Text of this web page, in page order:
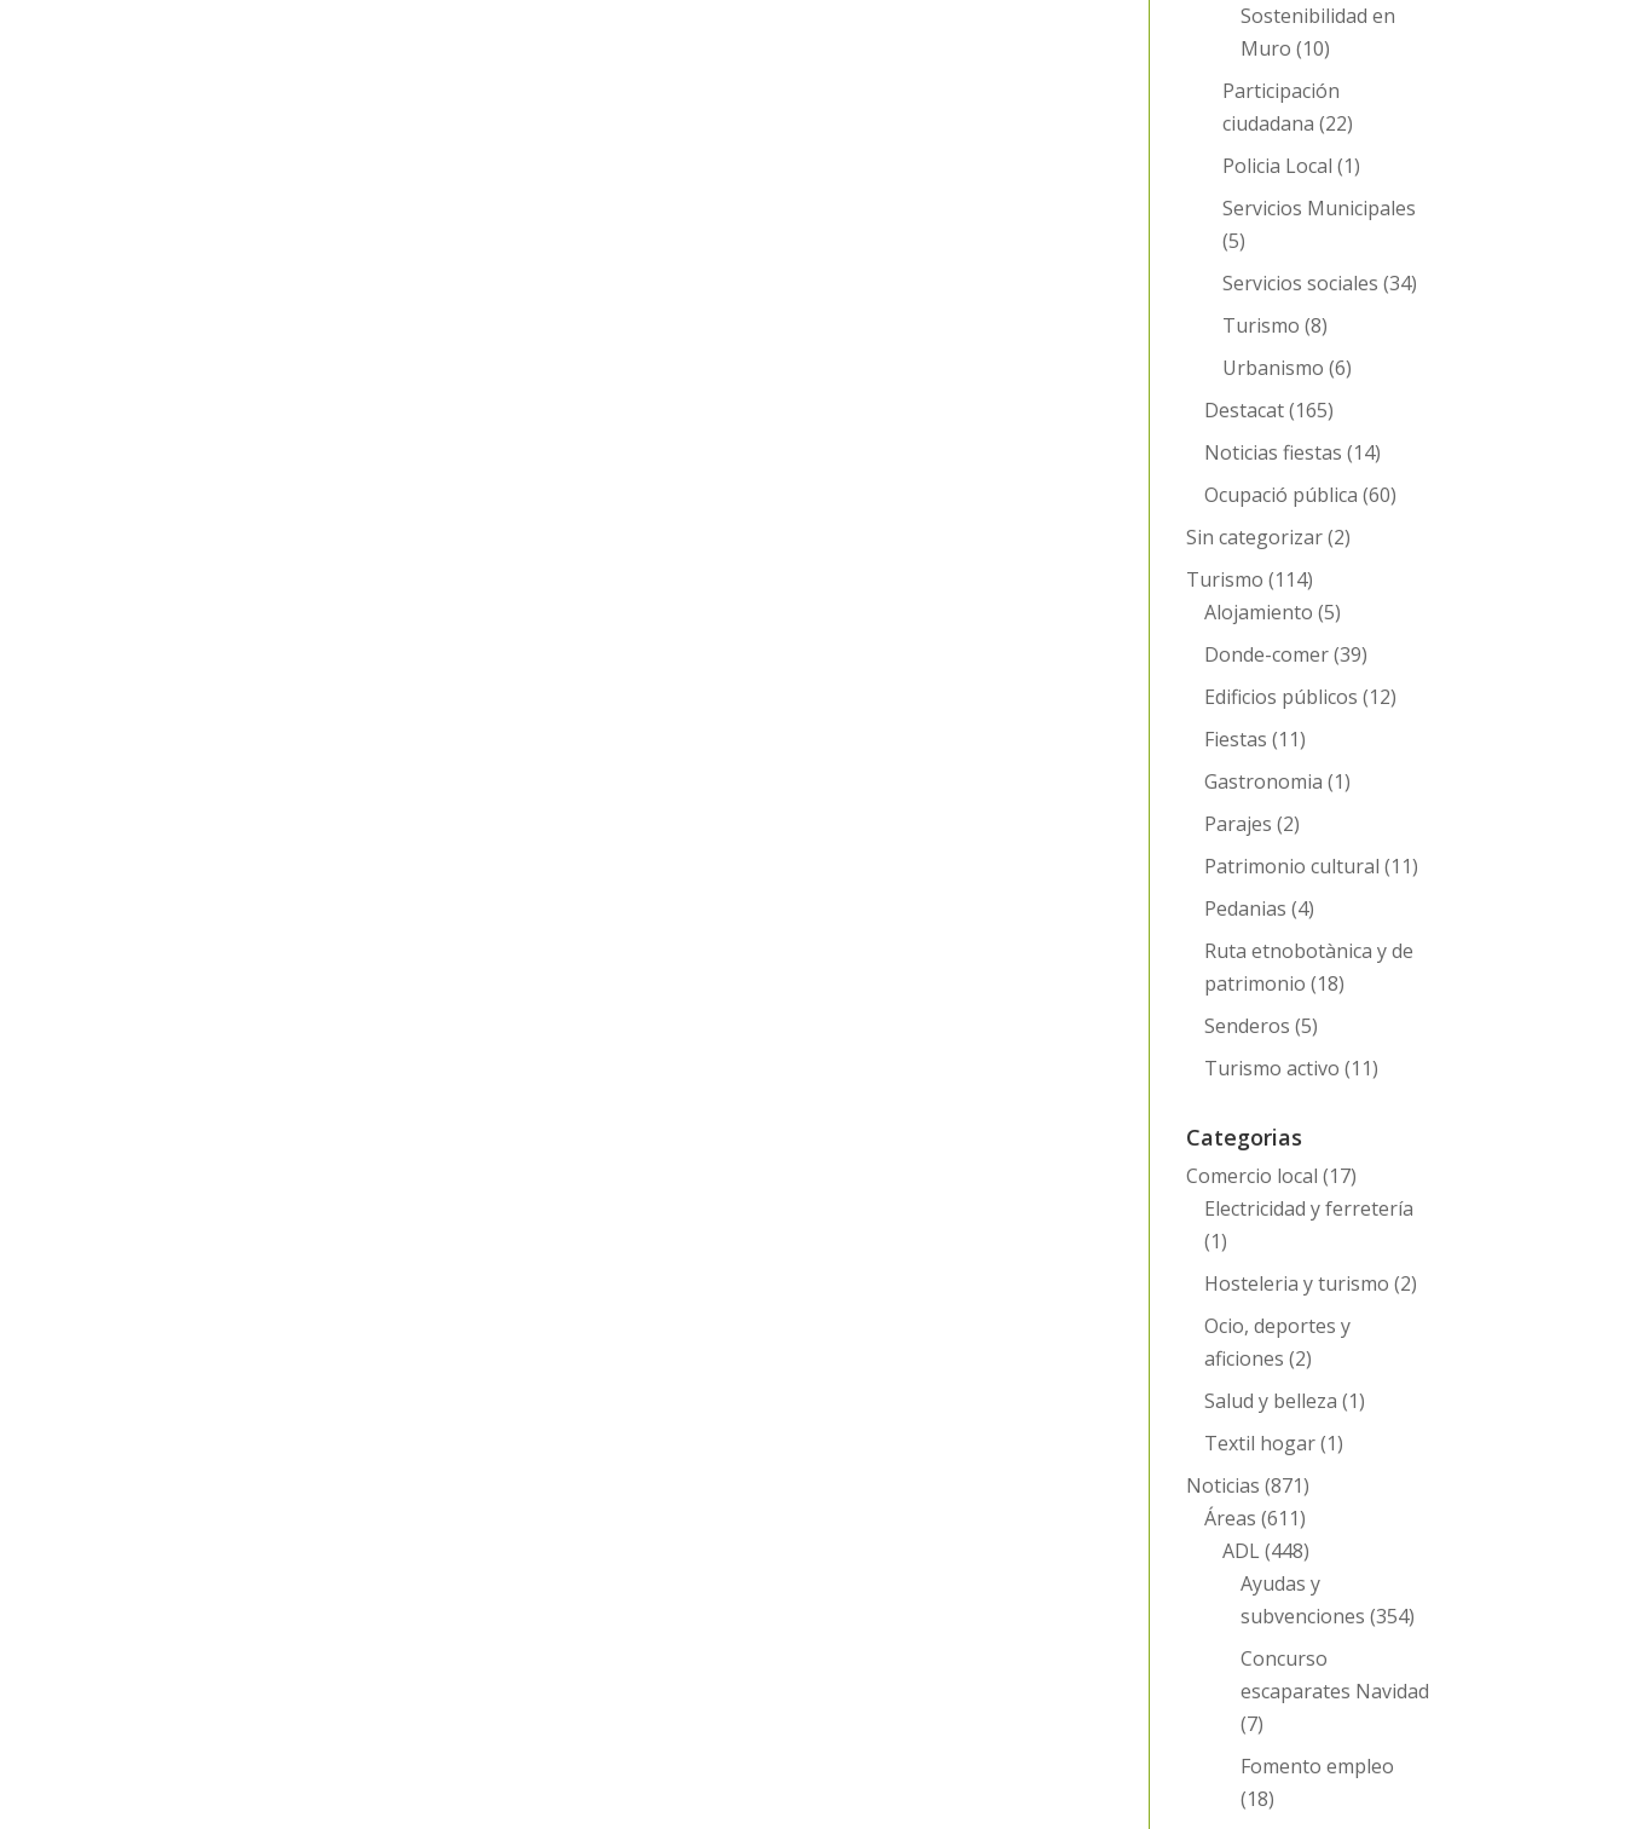
Sostenibilidad en
Muro (10)
Participación
ciudadana (22)
Policia Local (1)
Servicios Municipales
(5)
Servicios sociales (34)
Turismo (8)
Urbanismo (6)
Destacat(165)
Noticias fiestas (14)
Ocupació pública (60)
Sin categorizar(2)
Turismo (114)
Alojamiento (5)
Donde-comer(39)
Edificios públicos (12)
Fiestas (11)
Gastronomia (1)
Parajes (2)
Patrimonio cultural (11)
Pedanias (4)
Ruta etnobotànica y de
patrimonio (18)
Senderos (5)
Turismo activo (11)
Categorias
Comercio local (17)
Electricidad y ferretería
(1)
Hosteleria y turismo (2)
Ocio, deportes y
aficiones (2)
Salud y belleza (1)
Textil hogar(1)
Noticias (871)
Áreas (611)
ADL(448)
Ayudas y
subvenciones (354)
Concurso
escaparates Navidad
(7)
Fomento empleo
(18)